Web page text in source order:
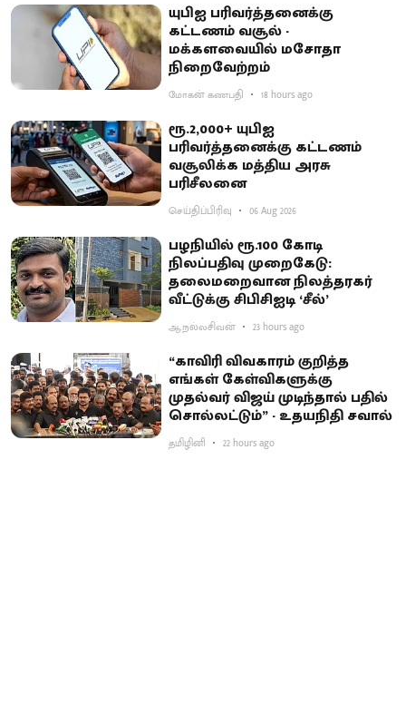
யுபிஐ பரிவர்த்தனைக்கு
கட்டணம் வசூல் -
மக்களவையில் மசோதா
நிறைவேற்றம்
மோகன் கணபதி 18 hours ago
ரூ.2,000+ யுபிஐ
பரிவர்த்தனைக்கு கட்டணம்
வசூலிக்க மத்திய அரசு
பரிசீலனை
செய்திப்பிரிவு 06 Aug 2026
பழநியில் ரூ.100 கோடி
நிலப்பதிவு முறைகேடு:
தலைமறைவான நிலத்தரகர்
வீட்டுக்கு சிபிசிஐடி ‘சீல்’
ஆ.நல்லசிவன் 23 hours ago
“காவிரி விவகாரம் குறித்த
எங்கள் கேள்விகளுக்கு
முதல்வர் விஜய் முடிந்தால் பதில்
சொல்லட்டும்” - உதயநிதி சவால்
தமிழினி 22 hours ago